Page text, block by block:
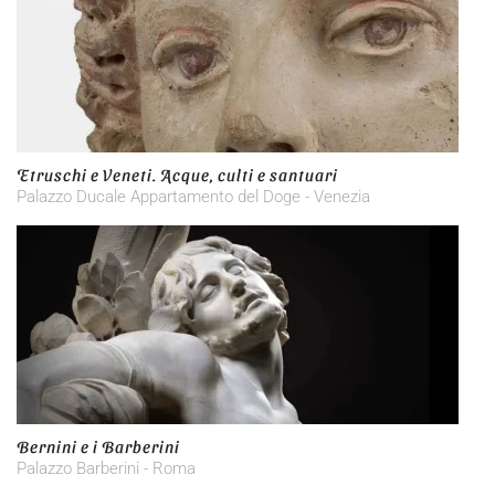
Etruschi e Veneti. Acque, culti e santuari
Palazzo Ducale Appartamento del Doge - Venezia
Bernini e i Barberini
Palazzo Barberini - Roma